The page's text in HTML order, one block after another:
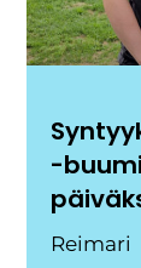
-
Reimari